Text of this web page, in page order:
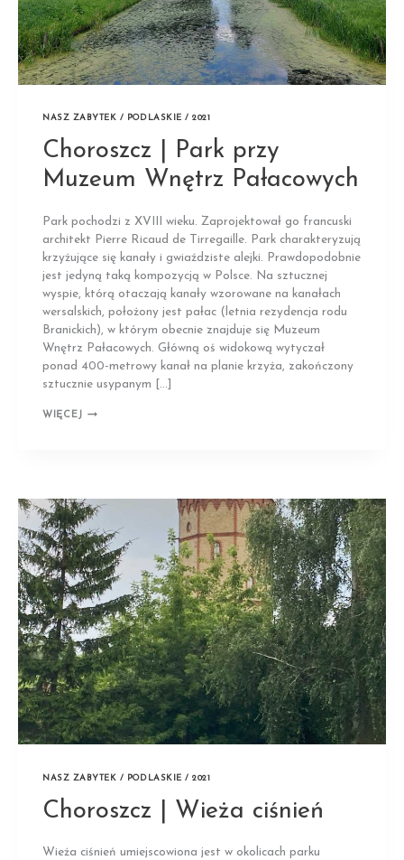
NASZ ZABYTEK / PODLASKIE / 2021
Choroszcz | Park przy
Muzeum Wnętrz Pałacowych
Park pochodzi z XVIII wieku. Zaprojektował go francuski
architekt Pierre Ricaud de Tirregaille. Park charakteryzują
krzyżujące się kanały i gwiaździste alejki. Prawdopodobnie
jest jedyną taką kompozycją w Polsce. Na sztucznej
wyspie, którą otaczają kanały wzorowane na kanałach
wersalskich, położony jest pałac (letnia rezydencja rodu
Branickich), w którym obecnie znajduje się Muzeum
Wnętrz Pałacowych. Główną oś widokową wytyczał
ponad 400-metrowy kanał na planie krzyża, zakończony
sztucznie usypanym […]
WIĘCEJCHOROSZCZ
WNĘTRZ
PAŁACOWYCH
NASZ ZABYTEK / PODLASKIE / 2021
Choroszcz | Wieża ciśnień
Wieża ciśnień umiejscowiona jest w okolicach parku